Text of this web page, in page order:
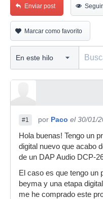
Enviar post
Marcar como favorito
#1 por Paco el 30/01/
Hola buenas! Tengo un
digital nuevo que acabo
de un DAP Audio DCP-26
El caso es que tengo un
beyma y una etapa
me he comprado este